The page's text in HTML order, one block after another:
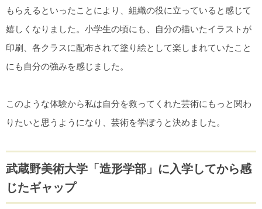
もらえるといったことにより、組織の役に立っていると感じて
嬉しくなりました。小学生の頃にも、自分の描いたイラストが
印刷、各クラスに配布されて塗り絵として楽しまれていたこと
にも自分の強みを感じました。
このような体験から私は自分を救ってくれた芸術にもっと関わ
りたいと思うようになり、芸術を学ぼうと決めました。
武蔵野美術大学「造形学部」に入学してから感
じたギャップ